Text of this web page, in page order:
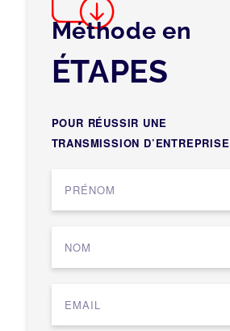
Méthode en
ÉTAPES
POUR RÉUSSIR UNE
TRANSMISSION D’ENTREPRISE